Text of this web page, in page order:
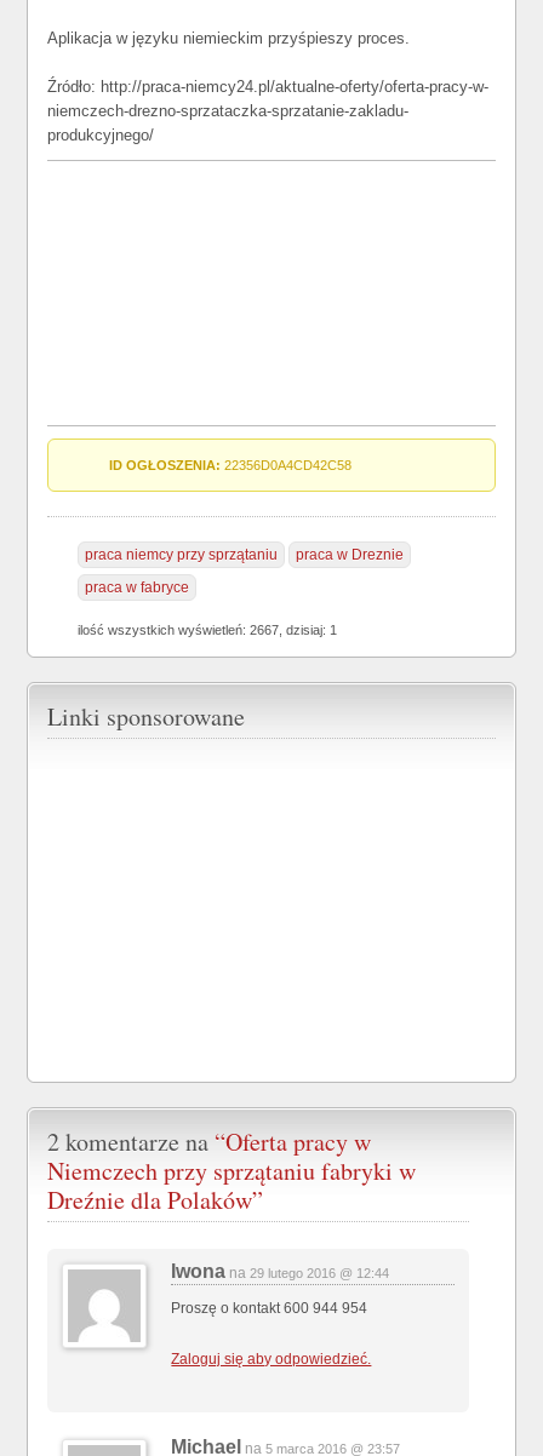
Aplikacja w języku niemieckim przyśpieszy proces.
Źródło: http://praca-niemcy24.pl/aktualne-oferty/oferta-pracy-w-
niemczech-drezno-sprzataczka-sprzatanie-zakladu-
produkcyjnego/
ID OGŁOSZENIA: 22356D0A4CD42C58
praca niemcy przy sprzątaniu
praca w Dreznie
praca w fabryce
ilość wszystkich wyświetleń: 2667, dzisiaj: 1
Linki sponsorowane
2 komentarze na “Oferta pracy w
Niemczech przy sprzątaniu fabryki w
Dreźnie dla Polaków”
Iwona na29 lutego 2016 @ 12:44
Proszę o kontakt 600 944 954
Zaloguj się aby odpowiedzieć.
Michael na5 marca 2016 @ 23:57